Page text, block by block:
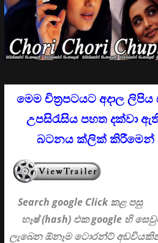
මෙම චිත්‍රපටයට අදාල
උපසිරැසිය පහත දක්වා
බටනය ක්ලික් කිරීමෙන්
Search google Clickකළ පසු
හෑෂ් (hash) එක google හි
ලැබෙන ඕනෑම ටොරන්ට්